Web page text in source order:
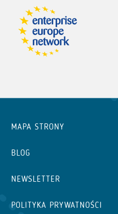
MAPA STRONY
BLOG
NEWSLETTER
POLITYKA PRYWATNOŚCI